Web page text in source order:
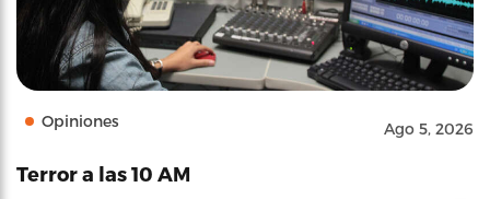
Opiniones Ago 5, 2026
Terror a las 10 AM